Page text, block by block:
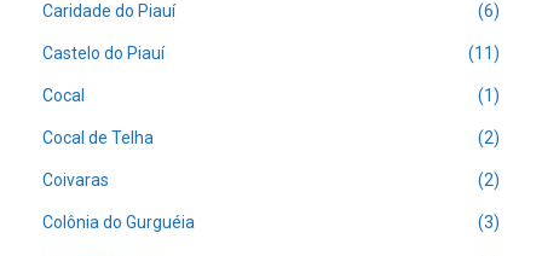
Caridade do Piauí (6)
Castelo do Piauí (11)
Cocal (1)
Cocal de Telha (2)
Coivaras (2)
Colônia do Gurguéia (3)